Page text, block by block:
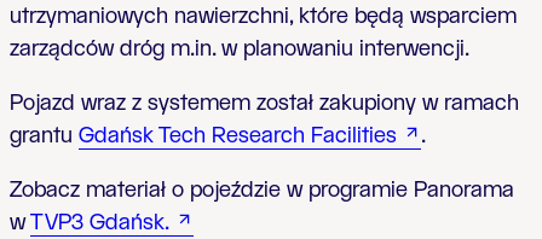
utrzymaniowych nawierzchni, które będą wsparciem
zarządców dróg m.in. w planowaniu interwencji.
Pojazd wraz z systemem został zakupiony w ramach
grantu Gdańsk Tech Research Facilities .
Zobacz materiał o pojeździe w programie Panorama
wTVP3 Gdańsk.